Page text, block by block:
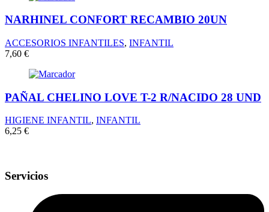
NARHINEL CONFORT RECAMBIO 20UN
ACCESORIOS INFANTILES, INFANTIL
7,60 €
PAÑAL CHELINO LOVE T-2 R/NACIDO 28 UND
HIGIENE INFANTIL, INFANTIL
6,25 €
Servicios